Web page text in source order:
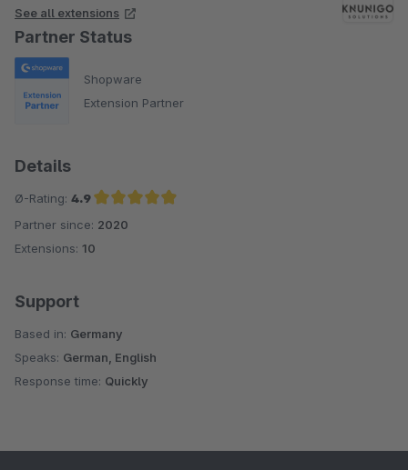
See all extensions
Partner Status
Shopware
Extension Partner
Details
Ø-Rating: 4.9
Average rating of 4.9 out of 5 stars
Partner since: 2020
Extensions: 10
Support
Based in: Germany
Speaks: German, English
Response time: Quickly